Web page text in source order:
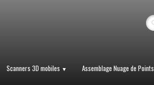
Scanners 3D mobiles ▼ Assemblage Nuage de Points